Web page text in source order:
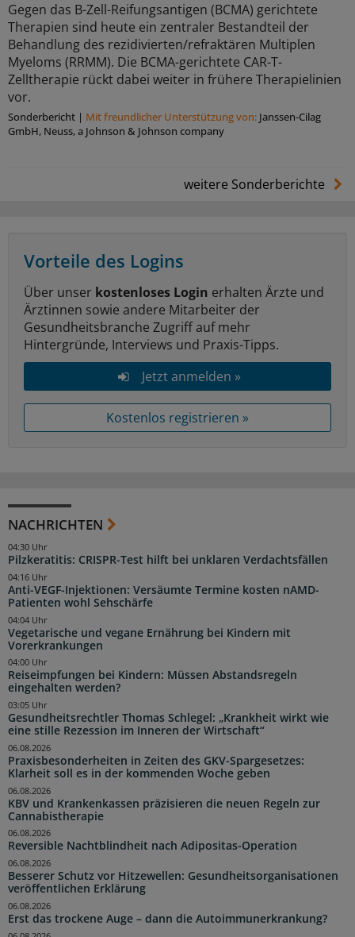
Gegen das B-Zell-Reifungsantigen (BCMA) gerichtete
Therapien sind heute ein zentraler Bestandteil der
Behandlung des rezidivierten/refraktären Multiplen
Myeloms (RRMM). Die BCMA-gerichtete CAR-T-
Zelltherapie rückt dabei weiter in frühere Therapielinien
vor.
Sonderbericht | Mit freundlicher Unterstützung von: Janssen-Cilag
GmbH, Neuss, a Johnson & Johnson company
weitere Sonderberichte
Vorteile des Logins
Über unser kostenloses Login erhalten Ärzte und
Ärztinnen sowie andere Mitarbeiter der
Gesundheitsbranche Zugriff auf mehr
Hintergründe, Interviews und Praxis-Tipps.
Jetzt anmelden »
Kostenlos registrieren »
NACHRICHTEN
Pilzkeratitis: CRISPR-Test hilft bei unklaren Verdachtsfällen
04:30 Uhr
Anti-VEGF-Injektionen: Versäumte Termine kosten nAMD-
Patienten wohl Sehschärfe
04:16 Uhr
Vegetarische und vegane Ernährung bei Kindern mit
Vorerkrankungen
04:04 Uhr
Reiseimpfungen bei Kindern: Müssen Abstandsregeln
eingehalten werden?
04:00 Uhr
Gesundheitsrechtler Thomas Schlegel: „Krankheit wirkt wie
eine stille Rezession im Inneren der Wirtschaft“
03:05 Uhr
Praxisbesonderheiten in Zeiten des GKV-Spargesetzes:
Klarheit soll es in der kommenden Woche geben
06.08.2026
KBV und Krankenkassen präzisieren die neuen Regeln zur
Cannabistherapie
06.08.2026
Reversible Nachtblindheit nach Adipositas-Operation
06.08.2026
Besserer Schutz vor Hitzewellen: Gesundheitsorganisationen
veröffentlichen Erklärung
06.08.2026
Erst das trockene Auge – dann die Autoimmunerkrankung?
06.08.2026